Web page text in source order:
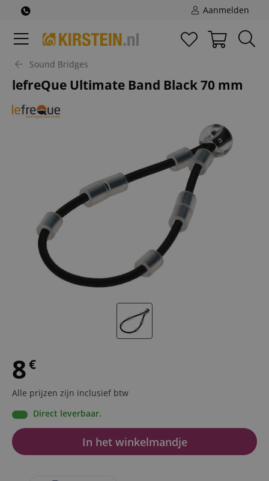
Aanmelden
Sound Bridges
lefreQue Ultimate Band Black 70 mm
8€
Alle prijzen zijn inclusief btw
Direct leverbaar.
In het winkelmandje